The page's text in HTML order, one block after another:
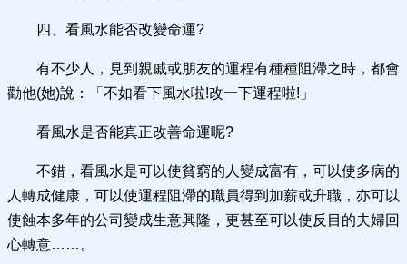
四、看風水能否改變命運?
有不少人，見到親戚或朋友的運程有種種阻滯之時，都會
勸他(她)說：「不如看下風水啦!改一下運程啦!」
看風水是否能真正改善命運呢?
不錯，看風水是可以使貧窮的人變成富有，可以使多病的
人轉成健康，可以使運程阻滯的職員得到加薪或升職，亦可以
使蝕本多年的公司變成生意興隆，更甚至可以使反目的夫婦回
心轉意……。